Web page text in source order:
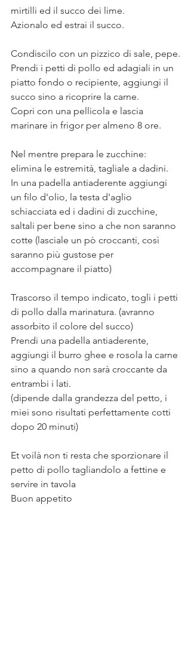
mirtilli ed il succo dei lime.
Azionalo ed estrai il succo.
Condiscilo con un pizzico di sale, pepe.
Prendi i petti di pollo ed adagiali in un
piatto fondo o recipiente, aggiungi il
succo sino a ricoprire la carne.
Copri con una pellicola e lascia
marinare in frigor per almeno 8 ore.
Nel mentre prepara le zucchine:
elimina le estremità, tagliale a dadini.
In una padella antiaderente aggiungi
un filo d'olio, la testa d'aglio
schiacciata ed i dadini di zucchine,
saltali per bene sino a che non saranno
cotte (lasciale un pò croccanti, così
saranno più gustose per
accompagnare il piatto)
Trascorso il tempo indicato, togli i petti
di pollo dalla marinatura. (avranno
assorbito il colore del succo)
Prendi una padella antiaderente,
aggiungi il burro ghee e rosola la carne
sino a quando non sarà croccante da
entrambi i lati.
(dipende dalla grandezza del petto, i
miei sono risultati perfettamente cotti
dopo 20 minuti)
Et voilà non ti resta che sporzionare il
petto di pollo tagliandolo a fettine e
servire in tavola
Buon appetito